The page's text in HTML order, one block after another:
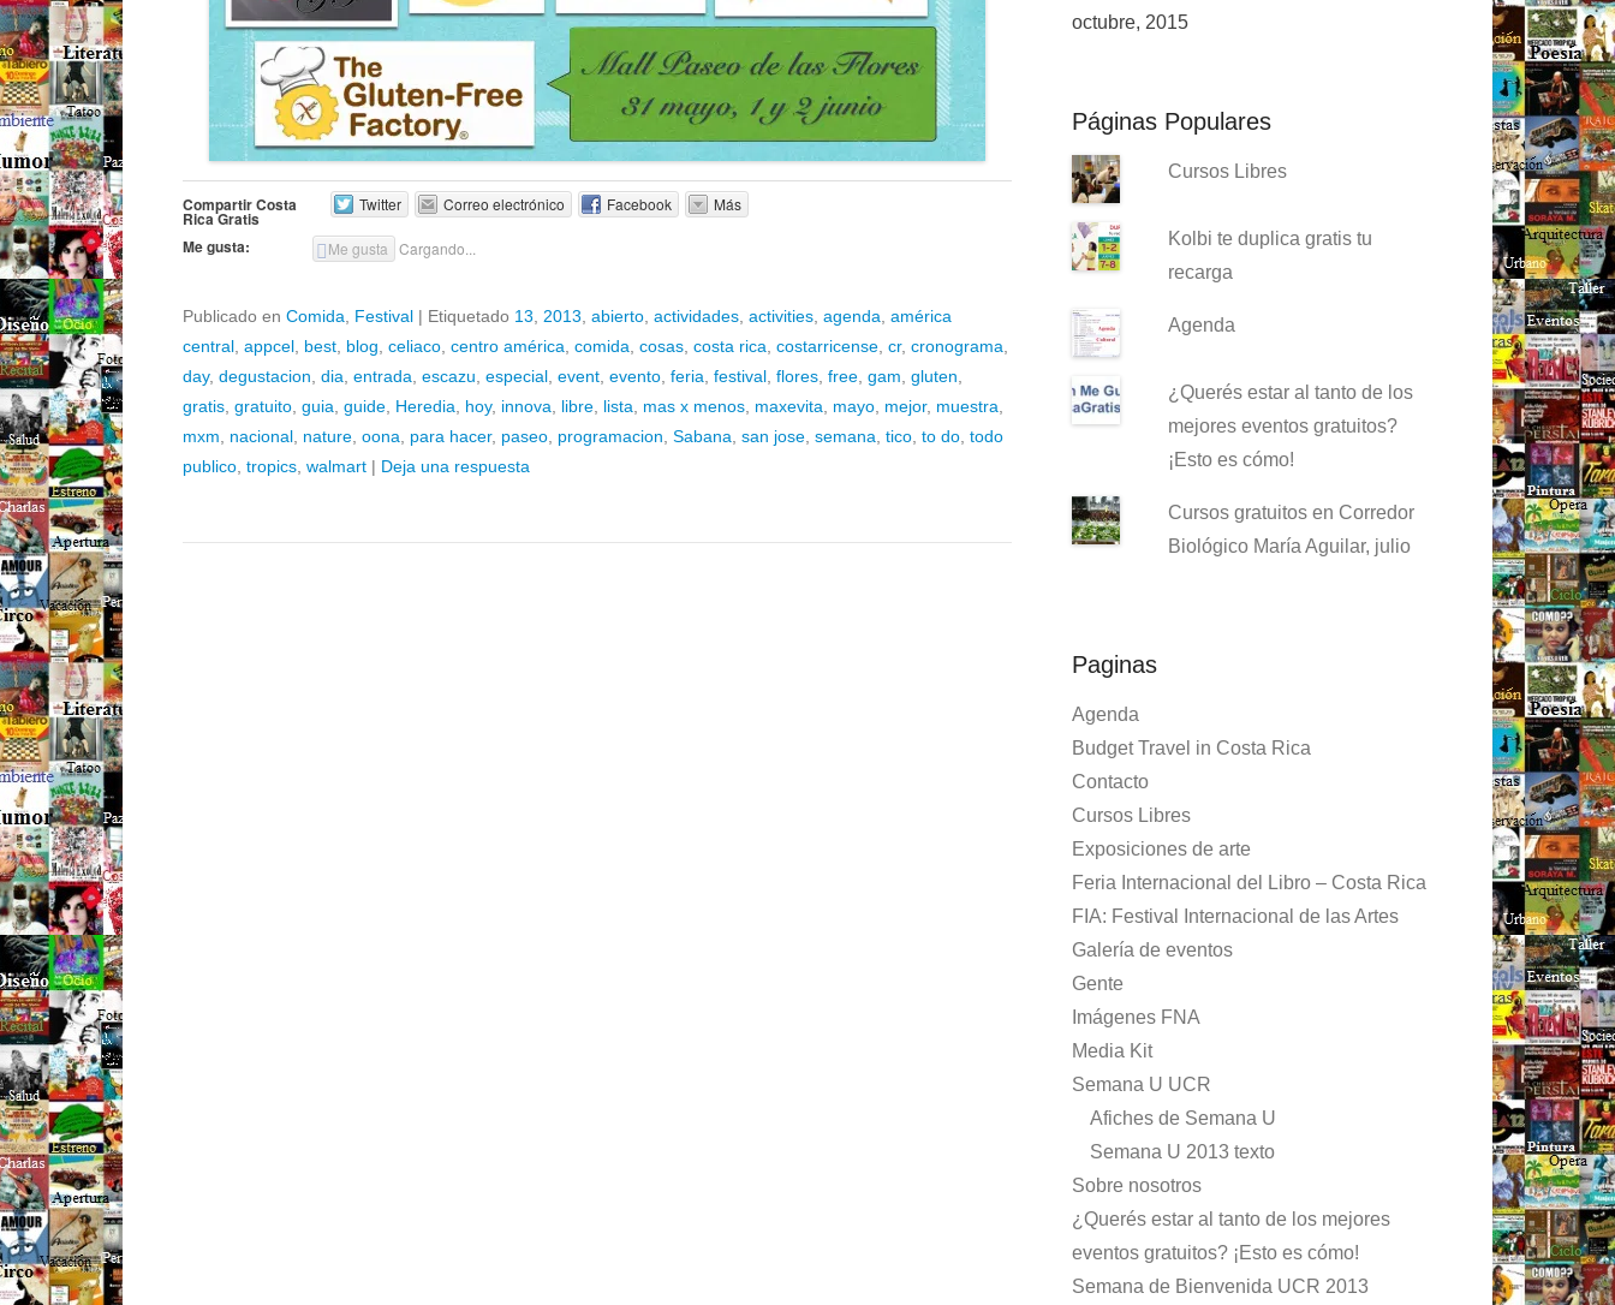
Compartir Costa
Rica Gratis
Twitter Correo electrónico Facebook Más
Me gusta: Me gusta Cargando...
Publicado en Comida Festival | Etiquetado 13 2013 abierto actividades activities agenda américa
central appcel best blog celiaco centro américa comida cosas costa rica costarricense cr, cronograma
day, degustacion dia entrada escazu especial event evento feria festival flores free gam gluten
gratis gratuito guia guide Heredia hoy, innova libre lista mas x menos maxevita mayo mejor, muestra
mxm
nacional nature oona para hacer, paseo programacion Sabana san jose semana tico to do todo
publico tropics walmart | Deja una respuesta
octubre, 2015
Páginas Populares
Cursos Libres
Kolbi te duplica gratis tu
recarga
Agenda
¿Querés estar al tanto de los
mejores eventos gratuitos?
¡Esto es cómo!
Cursos gratuitos en Corredor
Biológico María Aguilar, julio
Paginas
Agenda
Budget Travel in Costa Rica
Contacto
Cursos Libres
Exposiciones de arte
Feria Internacional del Libro – Costa Rica
FIA: Festival Internacional de las Artes
Galería de eventos
Gente
Imágenes FNA
Media Kit
Semana U UCR
Afiches de Semana U
Semana U 2013 texto
Sobre nosotros
¿Querés estar al tanto de los mejores
eventos gratuitos? ¡Esto es cómo!
Semana de Bienvenida UCR 2013